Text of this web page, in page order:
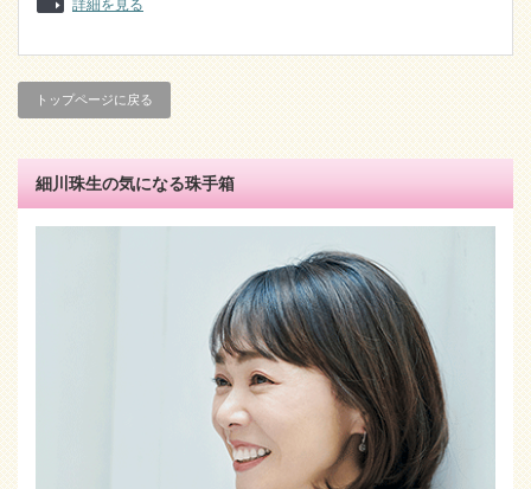
詳細を見る
トップページに戻る
細川珠生の気になる珠手箱